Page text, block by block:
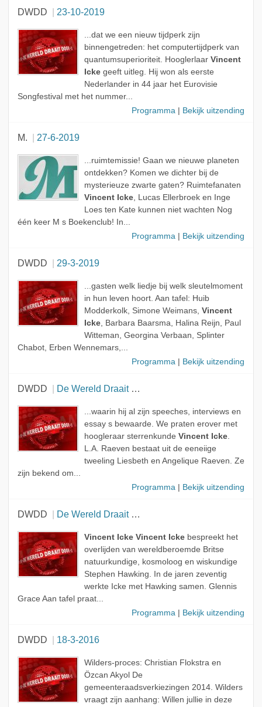
DWDD 23-10-2019
...dat we een nieuw tijdperk zijn
binnengetreden: het computertijdperk van
quantumsuperioriteit. Hooglerlaar Vincent
Ickegeeft uitleg. Hij won als eerste
Nederlander in 44 jaar het Eurovisie
Songfestival met het nummer...
Programma
Bekijk uitzending
M. 27-6-2019
...ruimtemissie! Gaan we nieuwe planeten
ontdekken? Komen we dichter bij de
mysterieuze zwarte gaten? Ruimtefanaten
Vincent Icke, Lucas Ellerbroek en Inge
Loes ten Kate kunnen niet wachten Nog
één keer M s Boekenclub! In...
Programma
Bekijk uitzending
DWDD 29-3-2019
...gasten welk liedje bij welk sleutelmoment
in hun leven hoort. Aan tafel: Huib
Modderkolk, Simone Weimans, Vincent
Icke, Barbara Baarsma, Halina Reijn, Paul
Witteman, Georgina Verbaan, Splinter
Chabot, Erben Wennemars,...
Programma
Bekijk uitzending
DWDD De Wereld Draait Door
...waarin hij al zijn speeches, interviews en
essay s bewaarde. We praten erover met
hoogleraar sterrenkunde Vincent Icke.
L.A. Raeven bestaat uit de eeneiige
tweeling Liesbeth en Angelique Raeven. Ze
zijn bekend om...
Programma
Bekijk uitzending
DWDD De Wereld Draait Door
Vincent Icke Vincent Ickebespreekt het
overlijden van wereldberoemde Britse
natuurkundige, kosmoloog en wiskundige
Stephen Hawking. In de jaren zeventig
werkte Icke met Hawking samen. Glennis
Grace Aan tafel praat...
Programma
Bekijk uitzending
DWDD 18-3-2016
Wilders-proces: Christian Flokstra en
Özcan Akyol De
gemeenteraadsverkiezingen 2014. Wilders
vraagt zijn aanhang: Willen jullie in deze